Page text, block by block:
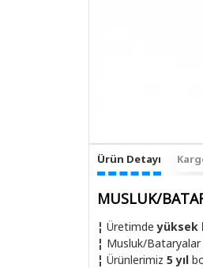
Ürün Detayı
MUSLUK/
¦ Üretimdeyüksek
¦ Musluk/
¦ Ürünlerimiz 5 yıl